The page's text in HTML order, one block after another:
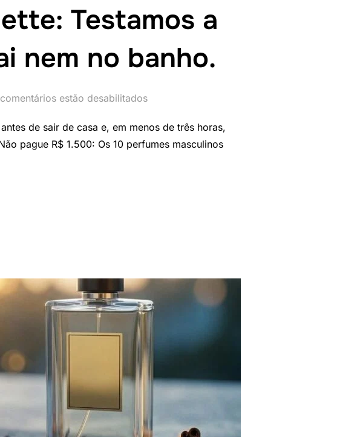
Testamos a
nem no banho.
estão desabilitados
de sair de casa e, em menos de três horas,
pague R$ 1.500: Os 10 perfumes masculinos
DO EAU DE TOILETTE: TESTAMOS A BOMBA ÁRABE QUE NÃO SAI NEM NO